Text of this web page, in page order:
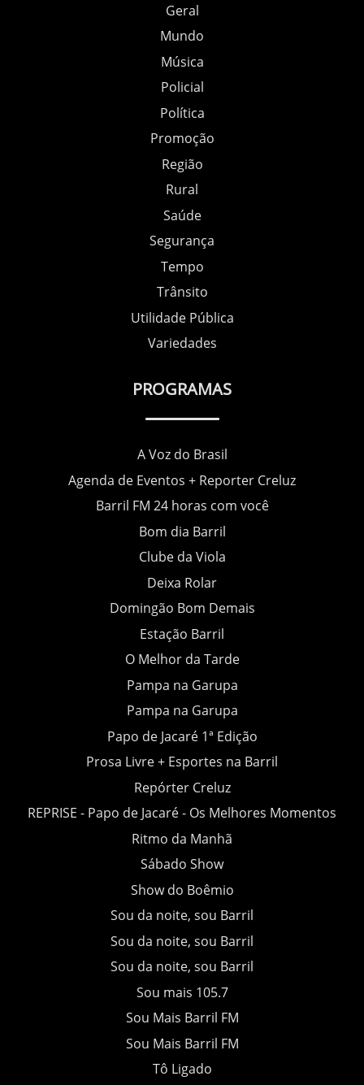
Geral
Mundo
Música
Policial
Política
Promoção
Região
Rural
Saúde
Segurança
Tempo
Trânsito
Utilidade Pública
Variedades
PROGRAMAS
A Voz do Brasil
Agenda de Eventos + Reporter Creluz
Barril FM 24 horas com você
Bom dia Barril
Clube da Viola
Deixa Rolar
Domingão Bom Demais
Estação Barril
O Melhor da Tarde
Pampa na Garupa
Pampa na Garupa
Papo de Jacaré 1ª Edição
Prosa Livre + Esportes na Barril
Repórter Creluz
REPRISE - Papo de Jacaré - Os Melhores Momentos
Ritmo da Manhã
Sábado Show
Show do Boêmio
Sou da noite, sou Barril
Sou da noite, sou Barril
Sou da noite, sou Barril
Sou mais 105.7
Sou Mais Barril FM
Sou Mais Barril FM
Tô Ligado